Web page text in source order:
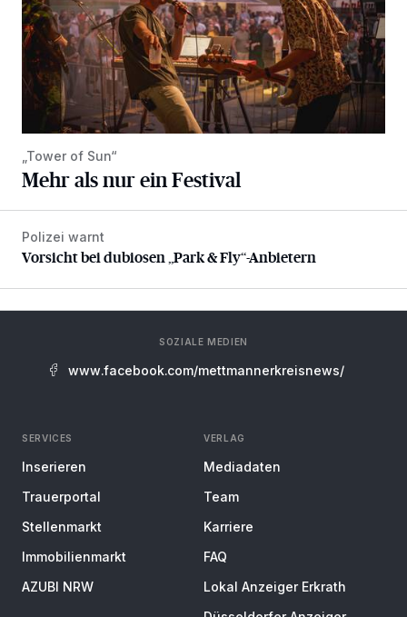
„Tower of Sun“
Mehr als nur ein Festival
Vorsicht bei dubiosen „Park & Fly“-Anbietern
Polizei warnt
Vorsicht bei dubiosen „Park & Fly“-Anbietern
SOZIALE MEDIEN
www.facebook.com/mettmannerkreisnews/
SERVICES
Inserieren
Trauerportal
Stellenmarkt
Immobilienmarkt
AZUBI NRW
VERLAG
Mediadaten
Team
Karriere
FAQ
Lokal Anzeiger Erkrath